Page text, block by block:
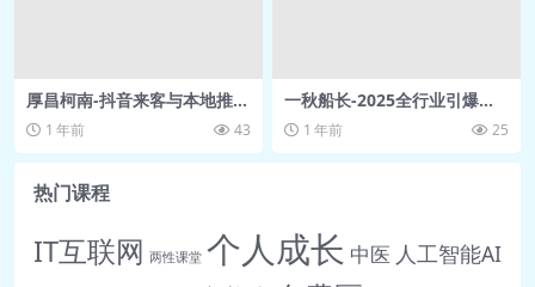
3.mp4 266.6M
🎥 三、周末加课(上).mp4 75.8M
04 第三部分、事件与队列
🎥 一、事件基础1
厚昌柯南-抖音来客与本地推—
线索获客集训营【含直播】
【64节】
1 年前 43
一秋船长-2025全行业引爆同
城实操
1 年前 25
热门课程
IT互联网 两性课堂 个人成长 中医 人工智能AI